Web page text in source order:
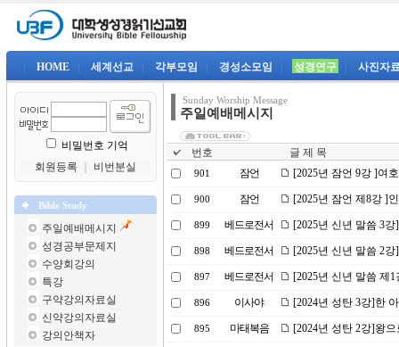
HOME 세계선교 각부모임 경성소모임 성경연구 사진자
비밀번호 기억
회원등록
비번분실
Bible Study
주일예배메시지
성경공부문제지
수양회강의
특강
구약강의자료실
신약강의자료실
강의안책자
Sunday Worship Message
주일예배메시지
번호 글 제 목
901 잠언 [2025년 잠언 9강 ]여
900 잠언 [2025년 잠언 제8강 ]
899 베드로전서 [2025년 신년 말씀 3
898 베드로전서 [2025년 신년 말씀 2
897 베드로전서 [2025년 신년 말씀 제
896 이사야 [2024년 성탄 3강]한
895 마태복음 [2024년 성탄 2강]왕